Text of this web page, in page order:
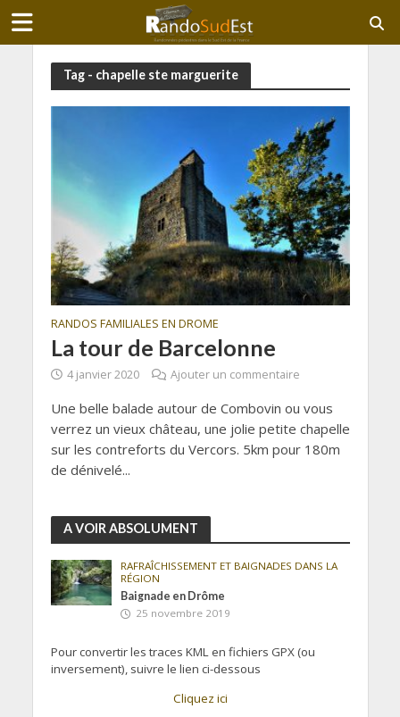
Tag - chapelle ste marguerite
RANDOS FAMILIALES EN DROME
La tour de Barcelonne
4 janvier 2020 Ajouter un commentaire
Une belle balade autour de Combovin ou vous
verrez un vieux château, une jolie petite chapelle
sur les contreforts du Vercors. 5km pour 180m
de dénivelé...
A VOIR ABSOLUMENT
RAFRAÎCHISSEMENT ET BAIGNADES DANS LA
RÉGION
Baignade en Drôme
25 novembre 2019
Pour convertir les traces KML en fichiers GPX (ou
inversement), suivre le lien ci-dessous
Cliquez ici